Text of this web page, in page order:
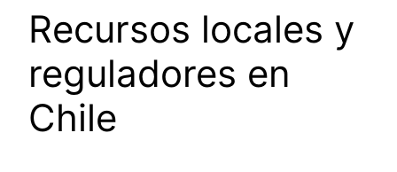
Recursos locales y
reguladores en
Chile